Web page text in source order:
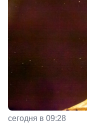
сегодня в 09:28